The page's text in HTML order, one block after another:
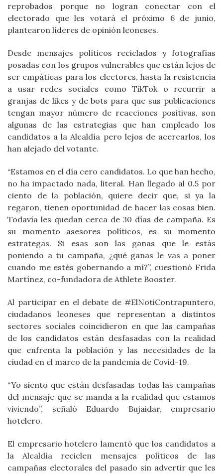
reprobados porque no logran conectar con el
electorado que les votará el próximo 6 de junio,
plantearon líderes de opinión leoneses.
Desde mensajes políticos reciclados y fotografías
posadas con los grupos vulnerables que están lejos de
ser empáticas para los electores, hasta la resistencia
a usar redes sociales como TikTok o recurrir a
granjas de likes y de bots para que sus publicaciones
tengan mayor número de reacciones positivas, son
algunas de las estrategias que han empleado los
candidatos a la Alcaldía pero lejos de acercarlos, los
han alejado del votante.
“Estamos en el día cero candidatos. Lo que han hecho,
no ha impactado nada, literal. Han llegado al 0.5 por
ciento de la población, quiere decir que, si ya la
regaron, tienen oportunidad de hacer las cosas bien.
Todavía les quedan cerca de 30 días de campaña. Es
su momento asesores políticos, es su momento
estrategas. Si esas son las ganas que le estás
poniendo a tu campaña, ¿qué ganas le vas a poner
cuando me estés gobernando a mí?”, cuestionó Frida
Martínez, co-fundadora de Athlete Booster.
Al participar en el debate de #ElNotiContrapuntero,
ciudadanos leoneses que representan a distintos
sectores sociales coincidieron en que las campañas
de los candidatos están desfasadas con la realidad
que enfrenta la población y las necesidades de la
ciudad en el marco de la pandemia de Covid-19.
“Yo siento que están desfasadas todas las campañas
del mensaje que se manda a la realidad que estamos
viviendo”, señaló Eduardo Bujaidar, empresario
hotelero.
El empresario hotelero lamentó que los candidatos a
la Alcaldía reciclen mensajes políticos de las
campañas electorales del pasado sin advertir que les